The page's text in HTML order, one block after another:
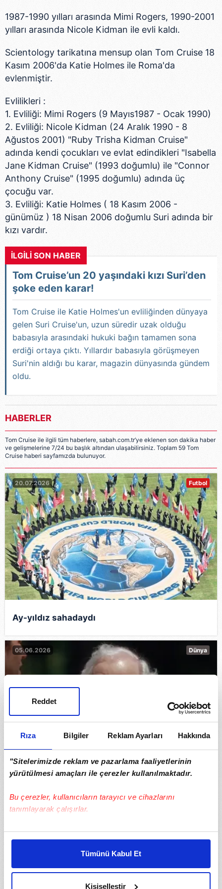
Rıza Bilgiler Reklam Ayarları Hakkında
"Sitelerimizde reklam ve pazarlama faaliyetlerinin
yürütülmesi amaçları ile çerezler kullanılmaktadır.
Bu çerezler, kullanıcıların tarayıcı ve cihazlarını
tanımlayarak çalışırlar.
Bu çerezlere izin vermeniz halinde sizlere özel
daha iyi reklam deneyimi yaşatabiliriz. Bunu yaparken
amacımızın size daha iyi bir reklam deneyimi sunmak
Tümünü Kabul Et
Kişiselleştir
Reddet
1987-1990 yılları arasında Mimi Rogers, 1990-2001
yılları arasında Nicole Kidman ile evli kaldı.
Scientology tarikatına mensup olan Tom Cruise 18
Kasım 2006'da Katie Holmes ile Roma'da
evlenmiştir.
Evlilikleri :
1. Evliliği: Mimi Rogers (9 Mayıs1987 - Ocak 1990)
2. Evliliği: Nicole Kidman (24 Aralık 1990 - 8
Ağustos 2001) "Ruby Trisha Kidman Cruise"
adında kendi çocukları ve evlat edindikleri "Isabella
Jane Kidman Cruise" (1993 doğumlu) ile "Connor
Anthony Cruise" (1995 doğumlu) adında üç
çocuğu var.
3. Evliliği: Katie Holmes ( 18 Kasım 2006 -
günümüz ) 18 Nisan 2006 doğumlu Suri adında bir
kızı vardır.
İLGİLİ SON HABER
Tom Cruise’un 20 yaşındaki kızı Suri’den
şoke eden karar!
Tom Cruise ile Katie Holmes'un evliliğinden dünyaya
gelen Suri Cruise'un, uzun süredir uzak olduğu
babasıyla arasındaki hukuki bağın tamamen sona
erdiği ortaya çıktı. Yıllardır babasıyla görüşmeyen
Suri'nin aldığı bu karar, magazin dünyasında gündem
oldu.
HABERLER
Tom Cruise ile ilgili tüm haberlere, sabah.com.tr’ye eklenen son dakika haber
ve gelişmelerine 7/24 bu başlık altından ulaşabilirsiniz. Toplam 59 Tom
Cruise haberi sayfamızda bulunuyor.
20.07.2026 Futbol
Ay-yıldız sahadaydı
05.06.2026 Dünya
ABD'yi şoke eden cinayet! Hollywood yıldızı